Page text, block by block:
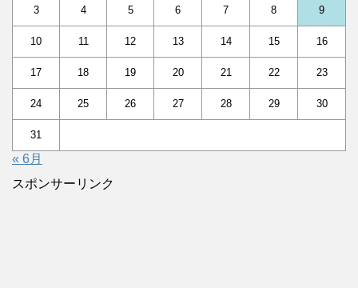
3 4 5 6 7 8 9
10 11 12 13 14 15 16
17 18 19 20 21 22 23
24 25 26 27 28 29 30
31
« 6月
スポンサーリンク